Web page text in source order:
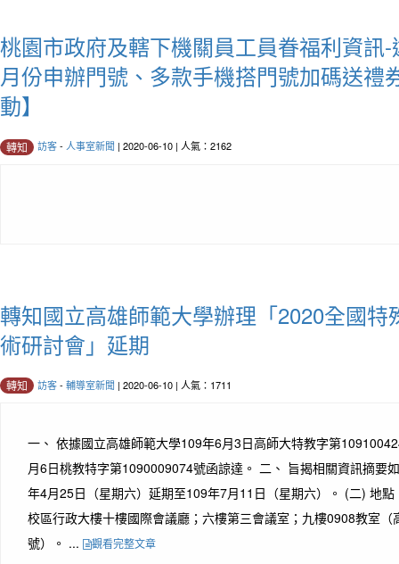
桃園市政府及轄下機關員工員眷福利資訊
月份申辦門號、多款手機搭門號加碼送禮
動】
轉知 訪客- 人事室新聞 | 2020-06-10 | 人氣：2162
轉知國立高雄師範大學辦理「2020全國特
術研討會」延期
轉知 訪客- 輔導室新聞 | 2020-06-10 | 人氣：1711
一、 依據國立高雄師範大學109年6月3日高師大特教字第
月6日桃教特字第1090009074號函諒達。 二、 旨揭相關資訊摘要
年4月25日（星期六）延期至109年7月11日（星期六）。 (二) 地
校區行政大樓十樓國際會議廳；六樓第三會議室；九樓0908教室
號）。 ...
觀看完整文章